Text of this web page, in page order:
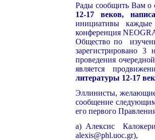
Рады сообщить Вам о
12-17 веков,
инициативы
конференция
Общество по
зарегистрировано
проведения
является
литературы 12-17
Эллинисты, желающие
сообщение
его первого
а) Алексис
alexis@phl.uoc.gr),